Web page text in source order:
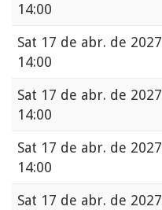
14:00
Sat 17 de abr. de 2027
14:00
Sat 17 de abr. de 2027
14:00
Sat 17 de abr. de 2027
14:00
Sat 17 de abr. de 2027